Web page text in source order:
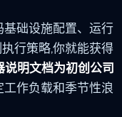
础设施配置、运行
行策略,你就能获得
说明文档为初创公司
作负载和季节性浪